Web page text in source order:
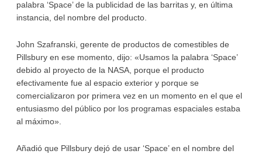
palabra ‘Space’ de la publicidad de las barritas y, en última
instancia, del nombre del producto.
John Szafranski, gerente de productos de comestibles de
Pillsbury en ese momento, dijo: «Usamos la palabra ‘Space’
debido al proyecto de la NASA, porque el producto
efectivamente fue al espacio exterior y porque se
comercializaron por primera vez en un momento en el que el
entusiasmo del público por los programas espaciales estaba
al máximo».
Añadió que Pillsbury dejó de usar ‘Space’ en el nombre del